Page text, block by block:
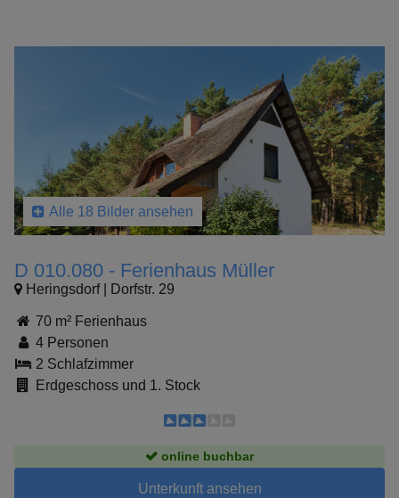
Alle 18 Bilder ansehen
D 010.080 - Ferienhaus Müller
Heringsdorf | Dorfstr. 29
70 m² Ferienhaus
4 Personen
2 Schlafzimmer
Erdgeschoss und 1. Stock
online buchbar
Unterkunft ansehen